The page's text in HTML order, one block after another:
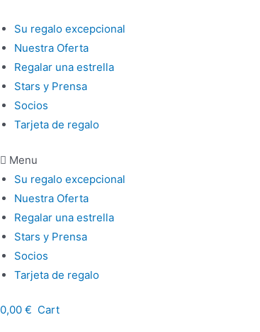
al
contenido
Su regalo excepcional
Nuestra Oferta
Regalar una estrella
Stars y Prensa
Socios
Tarjeta de regalo
Menu
Su regalo excepcional
Nuestra Oferta
Regalar una estrella
Stars y Prensa
Socios
Tarjeta de regalo
0,00 € Cart